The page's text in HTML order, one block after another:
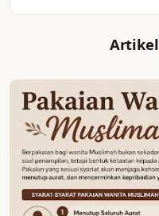
Artikel